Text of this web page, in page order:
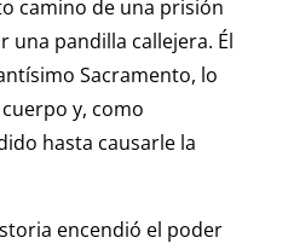
camino de una prisión
una pandilla callejera. Él
Sacramento, lo
y, como
hasta causarle la
encendió el poder